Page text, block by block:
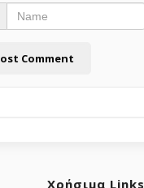
Χρήσιμα Links